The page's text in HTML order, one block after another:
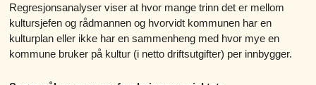
Regresjonsanalyser viser at hvor mange trinn det er mellom
kultursjefen og rådmannen og hvorvidt kommunen har en
kulturplan eller ikke har en sammenheng med hvor mye en
kommune bruker på kultur (i netto driftsutgifter) per innbygger.